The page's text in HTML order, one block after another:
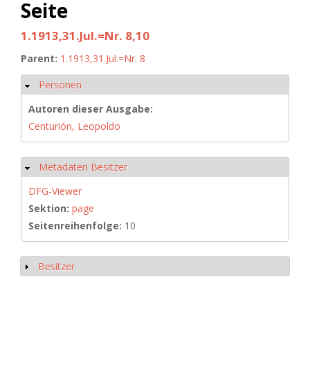
Seite
1.1913,31.Jul.=Nr. 8,10
Parent: 1.1913,31.Jul.=Nr. 8
Hide
Personen
Autoren dieser Ausgabe:
Centurión, Leopoldo
Hide
Metadaten Besitzer
DFG-Viewer
Sektion: page
Seitenreihenfolge: 10
Show
Besitzer